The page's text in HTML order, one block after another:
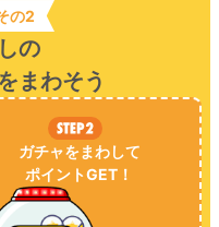
の2
の
まわそう
ガチャをまわして
ポイントGET！